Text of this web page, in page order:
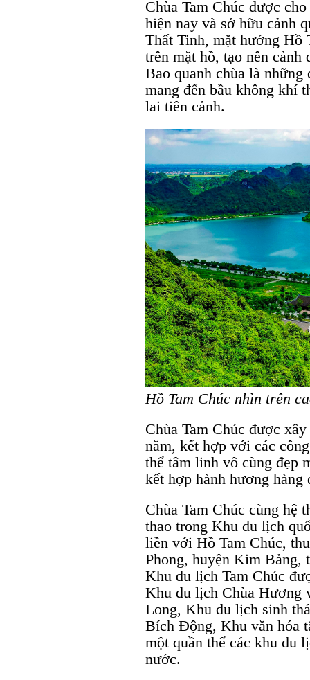
Chùa Tam Chúc được
hiện nay và sở hữu cảnh
Thất Tinh, mặt hướng Hồ
trên mặt hồ, tạo nên
Bao quanh chùa là
mang đến bầu không khí
lai tiên cảnh.
Hồ Tam Chúc nhìn trên
Chùa Tam Chúc được
năm, kết hợp với các
thể tâm linh vô cùng đẹp
kết hợp hành hương hàng
Chùa Tam Chúc cùng hệ
thao trong Khu du lịch
liền với Hồ Tam Chúc,
Phong, huyện Kim
Khu du lịch Tam Chúc
Khu du lịch Chùa Hương
Long, Khu du lịch sinh
Bích Động, Khu văn hóa
một quần thể các khu du
nước.